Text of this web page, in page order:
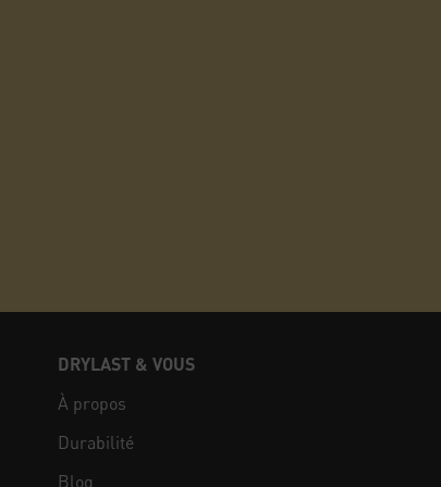
DRYLAST & VOUS
À propos
Durabilité
Blog